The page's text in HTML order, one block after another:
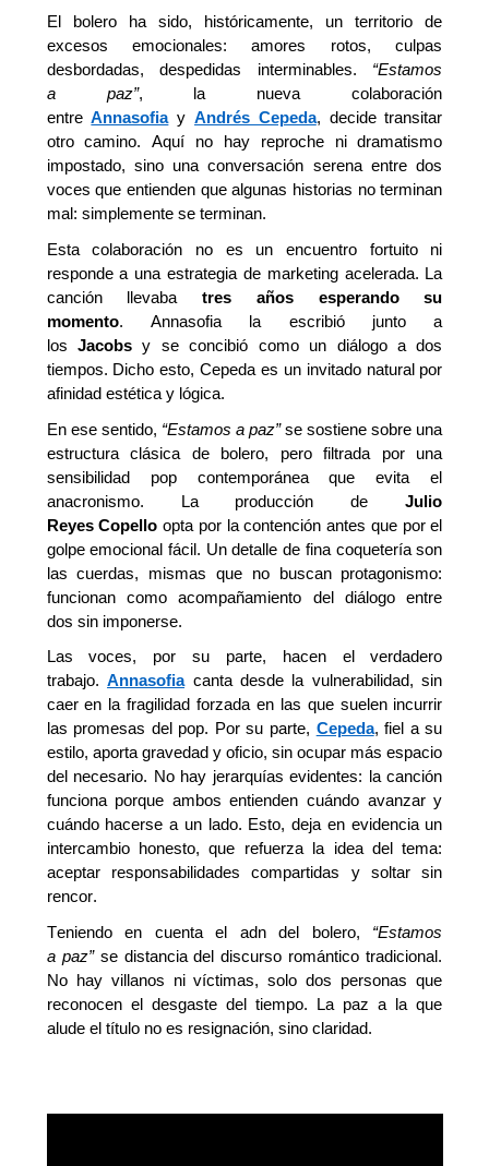
El bolero ha sido, históricamente, un territorio de
excesos emocionales: amores rotos, culpas
desbordadas, despedidas interminables. “Estamos
apaz”, la nueva colaboración
entreAnnasofiay Andrés Cepeda, decide transitar
otro camino. Aquí no hay reproche ni dramatismo
impostado, sino una conversación serena entre dos
voces que entienden que algunas historias no terminan
mal: simplemente se terminan.
Esta colaboración no es un encuentro fortuito ni
responde a una estrategia de marketing acelerada. La
canción llevabatres años esperando su
momento. Annasofia la escribió junto a
los Jacobs y se concibió comoun diálogo a dos
tiempos. Dicho esto,Cepeda es un invitado natural por
afinidad estética y lógica.
En ese sentido, “Estamos apaz”se sostiene sobre una
estructura clásica de bolero, pero filtrada por una
sensibilidad pop contemporánea que evita el
anacronismo. La producción deJulio
ReyesCopello opta por la contención antes que por el
golpe emocional fácil. Un detalle de fina coquetería son
las cuerdas, mismas que no buscan protagonismo:
funcionan como acompañamiento del diálogoentre
dos sin imponerse.
Las voces, por su parte, hacen el verdadero
trabajo.Annasofiacanta desde la vulnerabilidad, sin
caer en la fragilidad forzadaen las que suelen incurrir
las promesas del pop. Por su parte, Cepeda, fiel a su
estilo, aporta gravedad y oficio, sin ocupar más espacio
del necesario. No hay jerarquías evidentes: la canción
funciona porque ambos entienden cuándo avanzar y
cuándo hacerse a un lado. Esto, deja en evidenciaun
intercambio honesto, que refuerza la idea del tema:
aceptar responsabilidades compartidas y soltar sin
rencor.
Teniendo en cuentael adndel bolero, “Estamos
a paz”se distancia del discurso romántico tradicional.
No hay villanos ni víctimas, solo dos personas que
reconocen el desgaste del tiempo. La paz a la que
alude el título no es resignación, sino claridad.